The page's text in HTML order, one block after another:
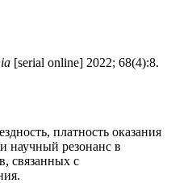
[serial online] 2022; 68(4):8.
платность оказания
научный резонанс в
связанных с